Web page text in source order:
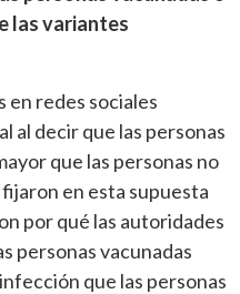
las variantes
en redes sociales
decir que las personas
que las personas no
en esta supuesta
por qué las autoridades
personas vacunadas
que las personas